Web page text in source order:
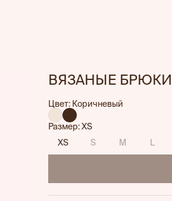
ВЯЗАНЫЕ БРЮКИ
Цвет: Коричневый
Размер: XS
XS
S M